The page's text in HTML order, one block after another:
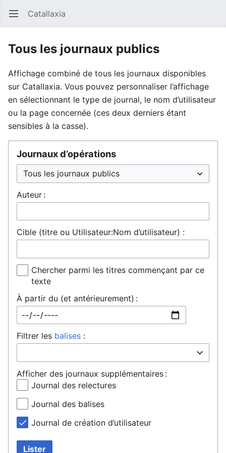
Ouvrir le menu principal Catallaxia
Tous les journaux publics
Affichage combiné de tous les journaux disponibles
sur Catallaxia. Vous pouvez personnaliser l’affichage
en sélectionnant le type de journal, le nom d’utilisateur
ou la page concernée (ces deux derniers étant
sensibles à la casse).
Journaux d’opérations
Auteur :
Cible (titre ou Utilisateur:Nom d’utilisateur) :
Chercher parmi les titres commençant par ce
texte
À partir du (et antérieurement) :
Filtrer les balises :
Afficher des journaux supplémentaires :
Journal des relectures
Journal des balises
Journal de création d’utilisateur
Lister